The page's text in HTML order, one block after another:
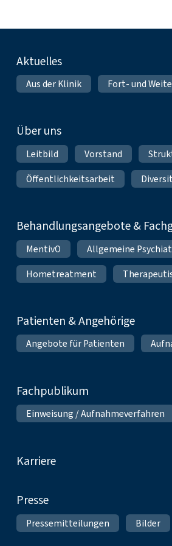
Fußnavigation
Aktuelles
Aus der Klinik Fort- und
Über uns
Leitbild Vorstand
Öffentlichkeitsarbeit
Behandlungsangebote &
MentivO Allgemeine
Hometreatment
Patienten & Angehörige
Angebote für Patienten
Fachpublikum
Einweisung / Aufnahmeverfahren
Karriere
Presse
Pressemitteilungen Bilder